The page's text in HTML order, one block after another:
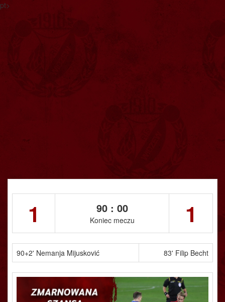
pt>
1 90 : 00
Koniec meczu 1
90+2' Nemanja Mijusković 83' Filip Becht